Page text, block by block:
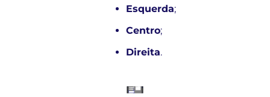
Esquerda;
Centro;
Direita.